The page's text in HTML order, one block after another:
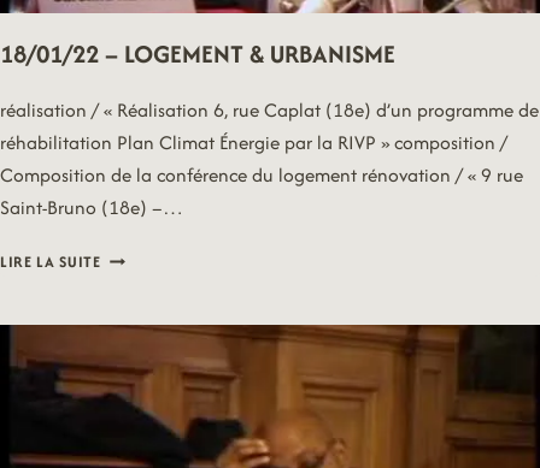
18/01/22 – LOGEMENT & URBANISME
réalisation / « Réalisation 6, rue Caplat (18e) d’un programme de
réhabilitation Plan Climat Énergie par la RIVP » composition /
Composition de la conférence du logement rénovation / « 9 rue
Saint-Bruno (18e) –…
LIRE LA SUITE18/01/22
&